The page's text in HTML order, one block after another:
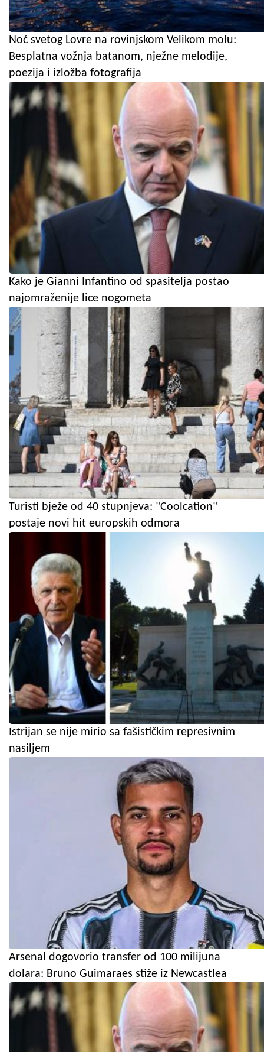
Noć svetog Lovre na rovinjskom Velikom molu:
Besplatna vožnja batanom, nježne melodije,
poezija i izložba fotografija
Kako je Gianni Infantino od spasitelja postao
najomraženije lice nogometa
Turisti bježe od 40 stupnjeva: "Coolcation"
postaje novi hit europskih odmora
Istrijan se nije mirio sa fašističkim represivnim
nasiljem
Arsenal dogovorio transfer od 100 milijuna
dolara: Bruno Guimaraes stiže iz Newcastlea